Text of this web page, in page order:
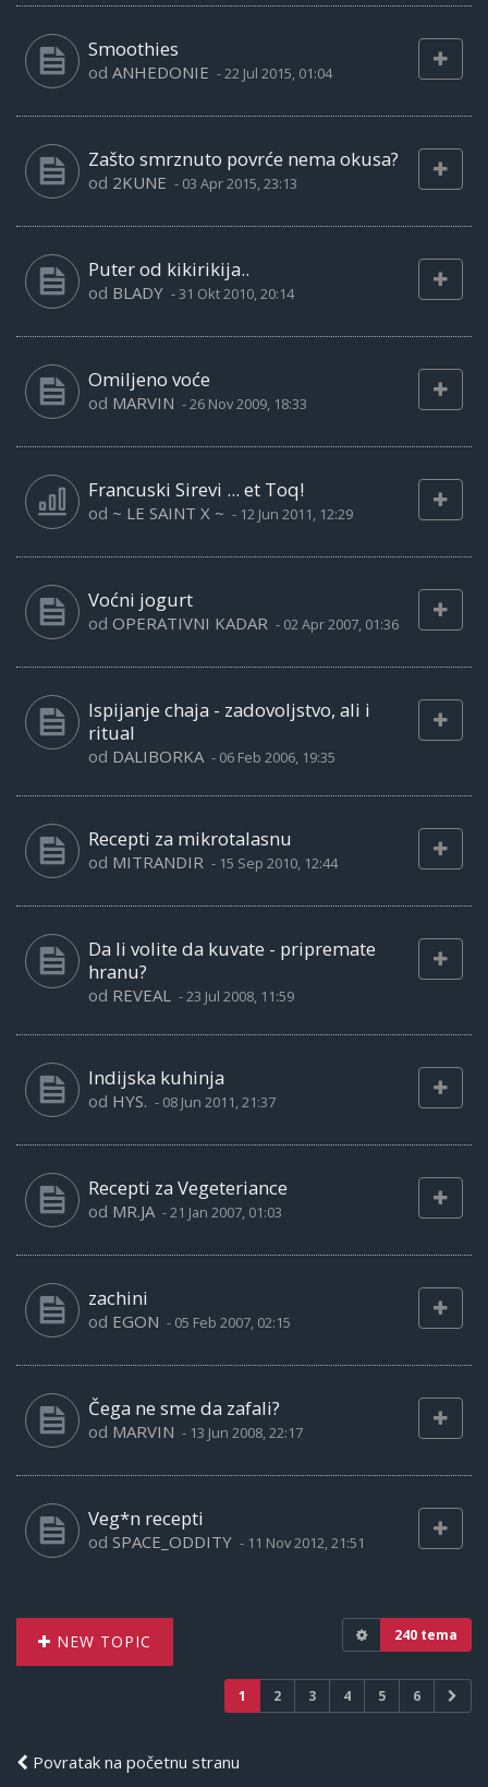
Smoothies
od ANHEDONIE -22 Jul 2015, 01:04
Zašto smrznuto povrće nema okusa?
od 2KUNE - 03 Apr 2015, 23:13
Puter od kikirikija..
od BLADY -31 Okt 2010, 20:14
Omiljeno voće
od MARVIN -26 Nov 2009, 18:33
Francuski Sirevi ... et Toq!
od ~ LE SAINT X ~ - 12 Jun 2011, 12:29
Voćni jogurt
od OPERATIVNI KADAR - 02 Apr 2007, 01:36
Ispijanje chaja - zadovoljstvo, ali i
ritual
od DALIBORKA - 06 Feb 2006, 19:35
Recepti za mikrotalasnu
od MITRANDIR - 15 Sep 2010, 12:44
Da li volite da kuvate - pripremate
hranu?
od REVEAL -23 Jul 2008, 11:59
Indijska kuhinja
od HYS. - 08 Jun 2011, 21:37
Recepti za Vegeteriance
od MR.JA -21 Jan 2007, 01:03
zachini
od EGON - 05 Feb 2007, 02:15
Čega ne sme da zafali?
od MARVIN - 13 Jun 2008, 22:17
Veg*n recepti
od SPACE_ODDITY - 11 Nov 2012, 21:51
NEW TOPIC 240 tema
1 2 3 4 5 6
Povratak na početnu stranu